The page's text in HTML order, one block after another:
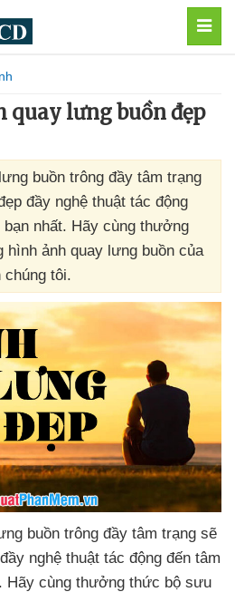
quay lưng buồn đẹp
buồn trông đầy tâm trạng
đầy nghệ thuật tác động
nhất. Hãy cùng thưởng
ảnh quay lưng buồn của
chúng tôi.
buồn trông đầy tâm trạng sẽ
nghệ thuật tác động đến tâm
. Hãy cùng thưởng thức bộ sưu